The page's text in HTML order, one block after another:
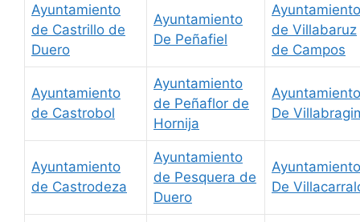
Ayuntamiento
de Castrillo de
Duero
Ayuntamiento
De Peñafiel
Ayuntamiento
de Villabaruz
de Campos
Ayuntamiento
de Castrobol
Ayuntamiento
de Peñaflor de
Hornija
Ayuntamiento
De
Ayuntamiento
de Castrodeza
Ayuntamiento
de Pesquera de
Duero
Ayuntamiento
De